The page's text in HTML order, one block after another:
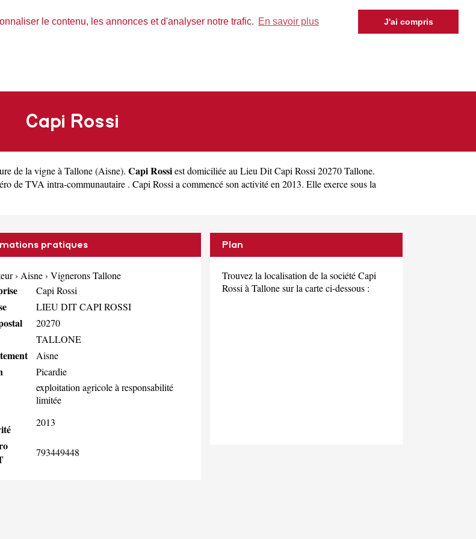
le contenu, les annonces et d'analyser notre trafic. En savoir plus J'ai compris
Capi Rossi
de la vigne à Tallone(Aisne). Capi Rossiest domiciliée au Lieu Dit Capi Rossi 20270 Tallone.
de TVA intra-communautaire . Capi Rossi a commencé son activité en 2013. Elle exerce sous la
pratiques
› Aisne› Vignerons Tallone
Capi Rossi
LIEU DIT CAPI ROSSI
20270
TALLONE
Aisne
Picardie
exploitation agricole à responsabilité
limitée
2013
793449448
Plan
Trouvez la localisation de la société Capi
Rossi à Tallone sur la carte ci-dessous :